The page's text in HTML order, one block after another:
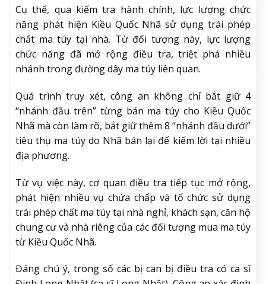
Cụ thể, qua kiểm tra hành chính, lực lượng chức
năng phát hiện Kiều Quốc Nhã sử dụng trái phép
chất ma túy tại nhà. Từ đối tượng này, lực lượng
chức năng đã mở rộng điều tra, triệt phá nhiều
nhánh trong đường dây ma túy liên quan.
Quá trình truy xét, công an không chỉ bắt giữ 4
“nhánh đầu trên” từng bán ma túy cho Kiều Quốc
Nhã mà còn làm rõ, bắt giữ thêm 8 “nhánh đầu dưới”
tiêu thụ ma túy do Nhã bán lại để kiếm lời tại nhiều
địa phương.
Từ vụ việc này, cơ quan điều tra tiếp tục mở rộng,
phát hiện nhiều vụ chứa chấp và tổ chức sử dụng
trái phép chất ma túy tại nhà nghỉ, khách sạn, căn hộ
chung cư và nhà riêng của các đối tượng mua ma túy
từ Kiều Quốc Nhã.
Đáng chú ý, trong số các bị can bị điều tra có ca sĩ